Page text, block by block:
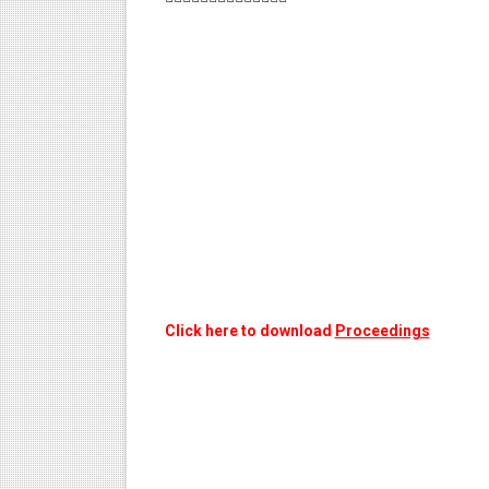
Click here to download Proceedings